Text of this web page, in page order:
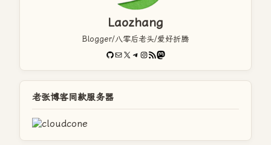
Laozhang
Blogger/八零后老头/爱好折腾
GitHub
电子邮件X Telegram
Instagram
RSS FeedMastodon
老张博客同款服务器